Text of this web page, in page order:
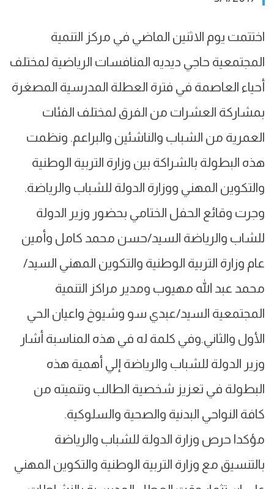
اختتمت يوم الاثنين الماضي في مركز التنمية
المجتمعية حاجي ديديه المنافسات الرياضية لمختلف
أحياء العاصمة في فترة العطلة المدرسية المصغرة
بمشاركة العشرات من الفرق لمختلف الفئات
العمرية من الشباب والناشئين والبراعم. ونظمت
هذه البطولة بالشراكة بين وزارة التربية الوطنية
والتكوين المهني ووزارة الدولة للشباب والرياضة.
وجرت وقائع الحفل الختامي بحضور وزير الدولة
للشاب والرياضة السيد/حسن محمد كامل وأمين
عام وزارة التربية الوطنية والتكوين المهني السيد/
محمد عبد الله مهيوب ومدير مراكز التنمية
المجتمعية السيد/عبدي سو وشيوخ واعيان الحي
الأول والثاني.وفي كلمة له في هذه المناسبة أشار
وزير الدولة للشباب والرياضة إلي أهمية هذه
البطولة في تعزيز شخصية الطالب وتنميته من
كافة النواحي البدنية والصحية والسلوكية.
مؤكدا حرص وزارة الدولة للشباب والرياضة
بالتنسيق مع وزارة التربية الوطنية والتكوين المهني